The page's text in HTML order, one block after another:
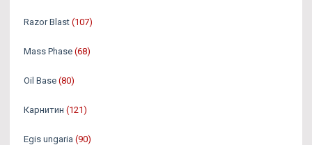
Razor Blast (107)
Mass Phase (68)
Oil Base (80)
Карнитин (121)
Egis ungaria (90)